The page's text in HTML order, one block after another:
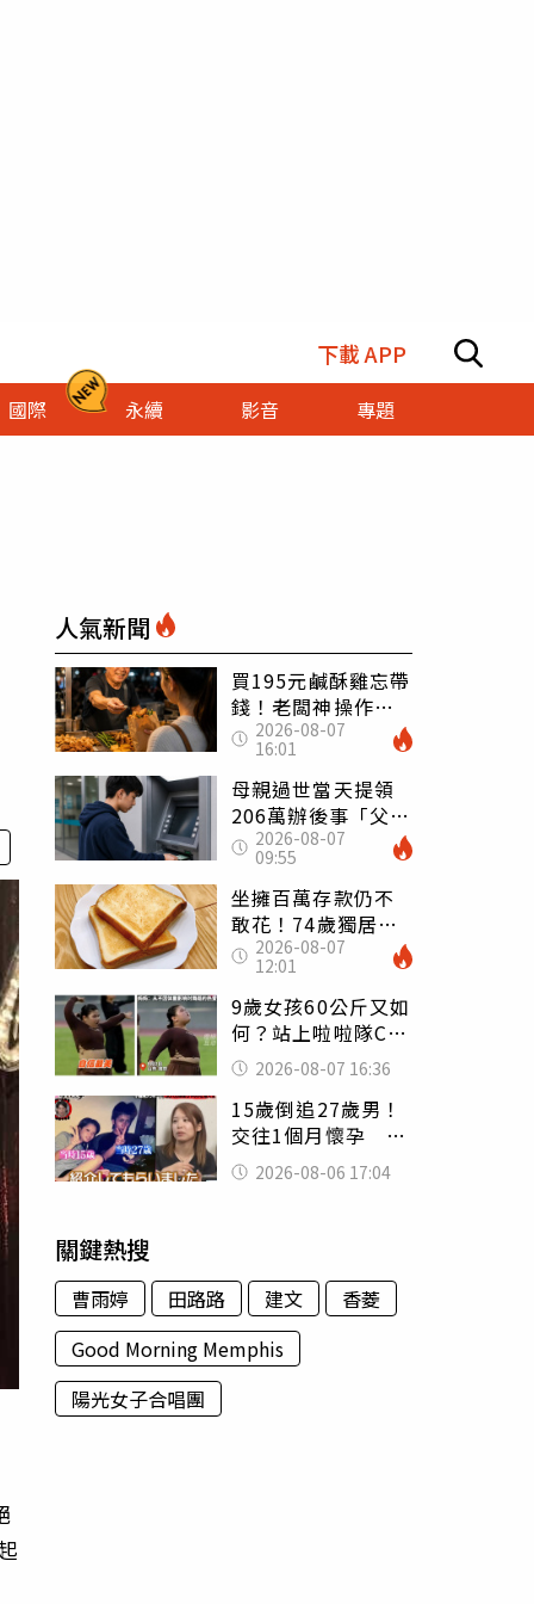
下載 APP
國際 永續 影音 專題
人氣新聞
買195元鹹酥雞忘帶
錢！老闆神操作
「倒找5元」 全網
看哭：這就是台灣
2026-08-07
16:01
母親過世當天提領
206萬辦後事「父子
遭判刑」 律師：
搶錢先下手是罪
2026-08-07
09:55
坐擁百萬存款仍不
敢花！74歲獨居翁
「1餐只吃1片吐
司」 半年後暴瘦
嚇壞女兒
2026-08-07
12:01
9歲女孩60公斤又如
何？站上啦啦隊C位
驚艷全場 千萬網
友被圈粉
2026-08-07 16:36
15歲倒追27歲男！
交往1個月懷孕 36
歲當阿嬤故事曝光
2026-08-06 17:04
關鍵熱搜
曹雨婷 田路路 建文
香菱
Good Morning Memphis
陽光女子合唱團